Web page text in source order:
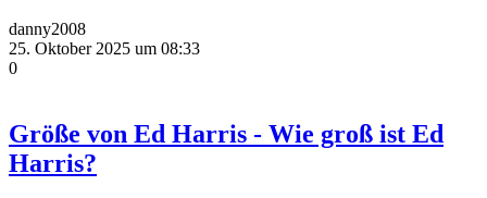
danny2008
25. Oktober 2025 um 08:33
0
Größe von Ed Harris - Wie groß ist Ed
Harris?